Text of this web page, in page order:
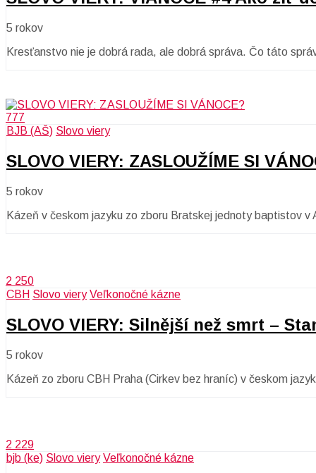
5 rokov
Kresťanstvo nie je dobrá rada, ale dobrá správa. Čo táto
777
BJB (AŠ) Slovo viery
SLOVO VIERY: ZASLOUŽÍME SI
5 rokov
Kázeň v českom jazyku zo zboru Bratskej jednoty baptistov v
2 250
CBH Slovo viery Veľkonočné kázne
SLOVO VIERY: Silnější než smrt –
5 rokov
Kázeň zo zboru CBH Praha (Cirkev bez hraníc) v českom
2 229
bjb (ke) Slovo viery Veľkonočné kázne